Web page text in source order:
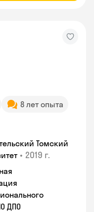
8 лет опыта
Томский
• 2019 г.
ДПО